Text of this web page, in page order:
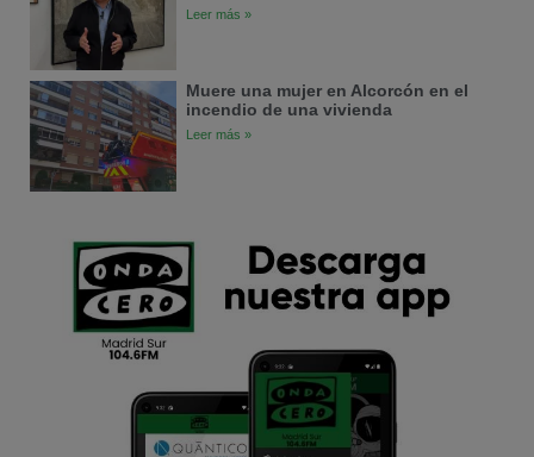
Leer más »
Muere una mujer en Alcorcón en el
incendio de una vivienda
Leer más »